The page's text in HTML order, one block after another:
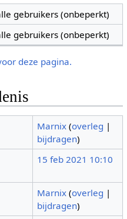
gebruikers (onbeperkt)
gebruikers (onbeperkt)
deze pagina.
Marnix (overleg |
bijdragen)
15 feb 2021 10:10
Marnix (overleg |
bijdragen)